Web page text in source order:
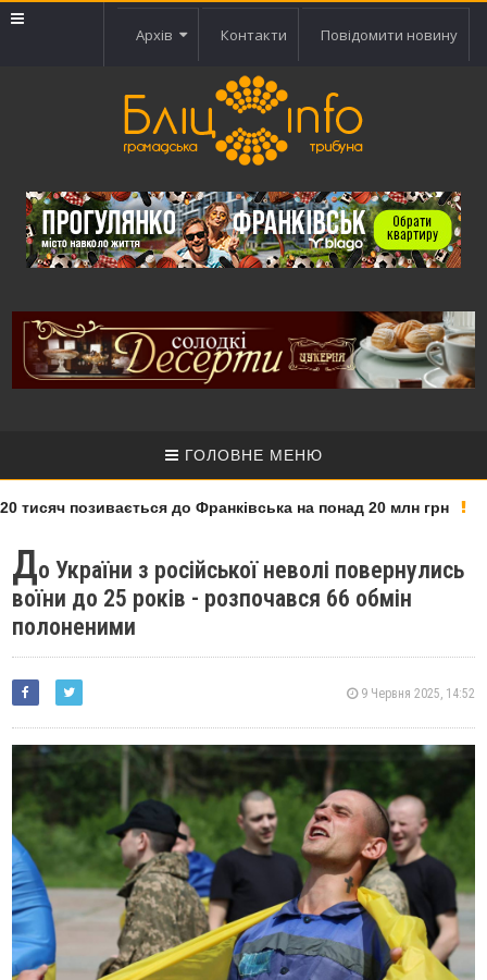
Архів Контакти Повідомити новину
ГОЛОВНЕ МЕНЮ
позивається до Франківська на понад 20 млн грн
До України з російської неволі повернулись
воїни до 25 років - розпочався 66 обмін
полоненими
9 Червня 2025, 14:52